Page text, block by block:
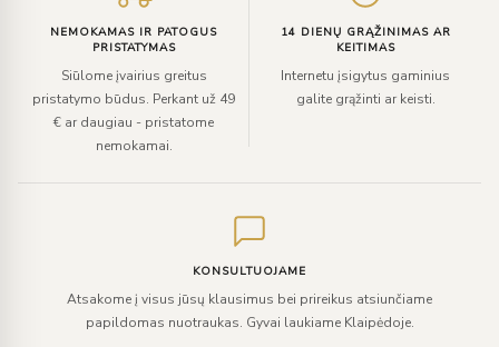
NEMOKAMAS IR PATOGUS
PRISTATYMAS
Siūlome įvairius greitus
pristatymo būdus. Perkant už 49
€ ar daugiau - pristatome
nemokamai.
14 DIENŲ GRĄŽINIMAS AR
KEITIMAS
Internetu įsigytus gaminius
galite grąžinti ar keisti.
KONSULTUOJAME
Atsakome į visus jūsų klausimus bei prireikus atsiunčiame
papildomas nuotraukas. Gyvai laukiame Klaipėdoje.